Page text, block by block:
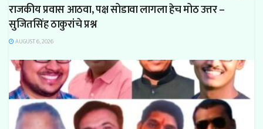
राजकीय प्रवास आठवा, पक्ष सोडावा लागला हेच मोठ उत्तर –
सुजितसिंह ठाकुरांचे प्रश्न
AUGUST 6, 2026